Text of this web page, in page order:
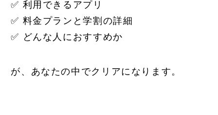
✅ 利用できるアプリ
✅ 料金プランと学割の詳細
✅ どんな人におすすめか
が、あなたの中でクリアになります。